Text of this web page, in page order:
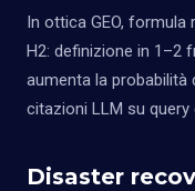
In ottica GEO,
H2: definizione in 1–2
aumenta la probabilità
citazioni LLM su query
Disaster